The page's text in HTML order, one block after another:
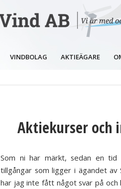
VINDBOLAG AKTIEÄGARE
Aktiekurser och
Som ni har märkt, sedan en tid
tillgångar som ligger i ägandet
har jag inte fått något svar på och